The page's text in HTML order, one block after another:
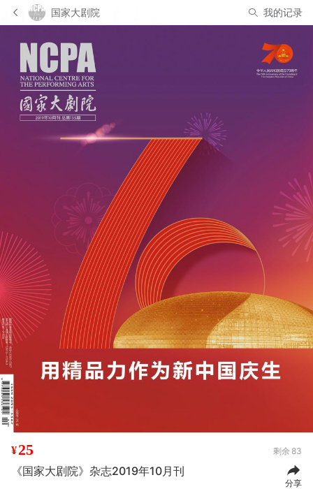
国家大剧院 我的记录
¥25 剩余 83
《国家大剧院》杂志2019年10月刊
分享